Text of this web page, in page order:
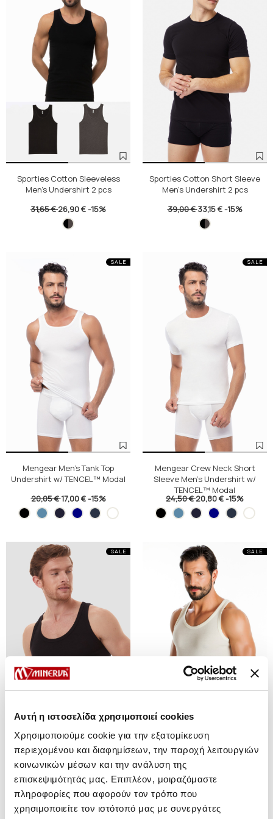
Αυτή η ιστοσελίδα χρησιμοποιεί cookies
Χρησιμοποιούμε cookie για την εξατομίκευση
περιεχομένου και διαφημίσεων, την παροχή λειτουργιών
κοινωνικών μέσων και την ανάλυση της
επισκεψιμότητάς μας. Επιπλέον, μοιραζόμαστε
πληροφορίες που αφορούν τον τρόπο που
χρησιμοποιείτε τον ιστότοπό μας με συνεργάτες
Sporties Cotton Sleeveless
Men's Undershirt 2 pcs
31,65 €26,90 €-15%
Sporties Cotton Short Sleeve
Men's Undershirt 2 pcs
39,00 €33,15 €-15%
SALE
Mengear Men's Tank Top
Undershirt w/ TENCEL™ Modal
20,05 €17,00 €-15%
SALE
Mengear Crew Neck Short
Sleeve Men's Undershirt w/
TENCEL™ Modal
24,50 €20,80 €-15%
SALE
Classic Men's Sleeveless Merino
Wool Undershirt
From 27,85 € to 34,10 €
SALE
Classic Men's Sleeveless Merino
Wool Undershirt
From 25,05 € to 30,30 €